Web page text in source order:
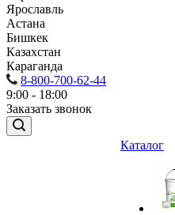
Ярославль
Астана
Бишкек
Казахстан
Караганда
8-800-700-62-44
9:00 - 18:00
Заказать звонок
Каталог